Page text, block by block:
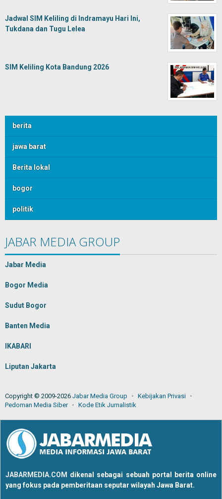
Jadwal SIM Keliling di Indramayu Hari Ini,
Tukdana dan Tugu Lelea
SIM Keliling Kota Bandung 2026
berita
jawa barat
Berita lokal
bogor
politik
JABAR MEDIA GROUP
Jabar Media
Bogor Media
Sudut Bogor
Banten Media
IKABARI
Liputan Jakarta
Copyright © 2009-2026 Jabar Media Group
Kebijakan Privasi
Pedoman Media Siber
Kode Etik Jurnalistik
JABARMEDIA.COM dikenal sebagai sebuah portal berita online
yang fokus pada pemberitaan seputar wilayah Jawa Barat.